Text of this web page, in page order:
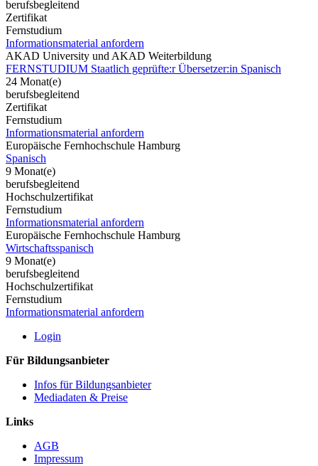
berufsbegleitend
Zertifikat
Fernstudium
Informationsmaterial anfordern
AKAD University und AKAD Weiterbildung
FERNSTUDIUM Staatlich geprüfte:r Übersetzer:in Spanisch
24 Monat(e)
berufsbegleitend
Zertifikat
Fernstudium
Informationsmaterial anfordern
Europäische Fernhochschule Hamburg
Spanisch
9 Monat(e)
berufsbegleitend
Hochschulzertifikat
Fernstudium
Informationsmaterial anfordern
Europäische Fernhochschule Hamburg
Wirtschaftsspanisch
9 Monat(e)
berufsbegleitend
Hochschulzertifikat
Fernstudium
Informationsmaterial anfordern
Login
Für Bildungsanbieter
Infos für Bildungsanbieter
Mediadaten & Preise
Links
AGB
Impressum